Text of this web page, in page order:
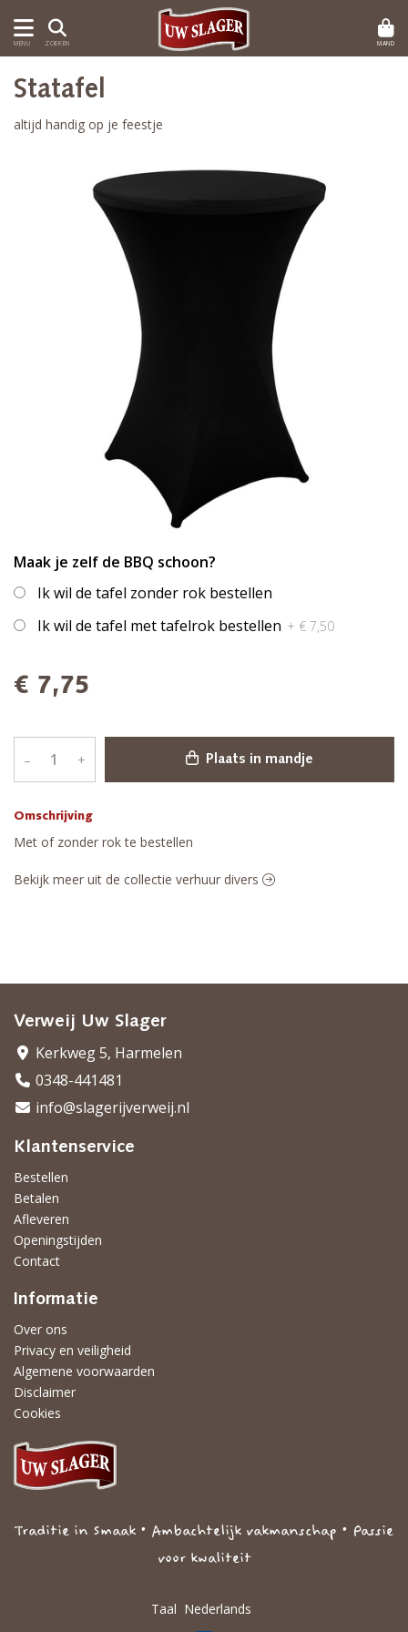
MENU ZOEKEN MAND
Omschrijving
Met of zonder rok te bestellen
Statafel
altijd handig op je feestje
Maak je zelf de BBQ schoon?
Ik wil de tafel zonder rok bestellen
Ik wil de tafel met tafelrok bestellen + € 7,50
€ 7,75
– + Plaats in mandje
Bekijk meer uit de collectie verhuur divers
Verweij Uw Slager
Kerkweg 5, Harmelen
0348-441481
info@slagerijverweij.nl
Klantenservice
Bestellen
Betalen
Afleveren
Openingstijden
Contact
Informatie
Over ons
Privacy en veiligheid
Algemene voorwaarden
Disclaimer
Cookies
Traditie in Smaak • Ambachtelijk vakmanschap • Passie
voor kwaliteit
Taal